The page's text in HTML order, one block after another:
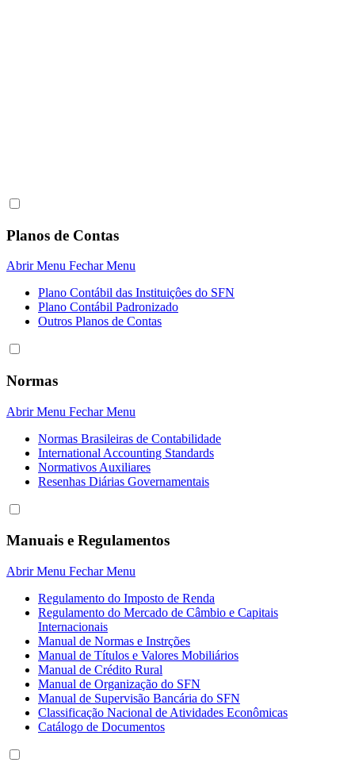
Planos de Contas
Abrir Menu Fechar Menu
Plano Contábil das Instituiçôes do SFN
Plano Contábil Padronizado
Outros Planos de Contas
Normas
Abrir Menu Fechar Menu
Normas Brasileiras de Contabilidade
International Accounting Standards
Normativos Auxiliares
Resenhas Diárias Governamentais
Manuais e Regulamentos
Abrir Menu Fechar Menu
Regulamento do Imposto de Renda
Regulamento do Mercado de Câmbio e Capitais
Internacionais
Manual de Normas e Instrções
Manual de Títulos e Valores Mobiliários
Manual de Crédito Rural
Manual de Organização do SFN
Manual de Supervisão Bancária do SFN
Classificação Nacional de Atividades Econômicas
Catálogo de Documentos